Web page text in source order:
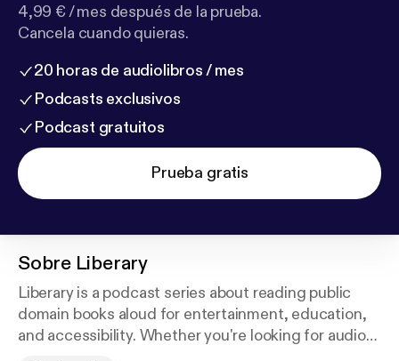
4,99 € / mes después de la prueba.
Cancela cuando quieras.
20 horas de audiolibros / mes
Podcasts exclusivos
Podcast gratuitos
Prueba gratis
Sobre Liberary
Liberary is a podcast series about reading public
domain books aloud for entertainment, education,
and accessibility. Whether you're looking for audio